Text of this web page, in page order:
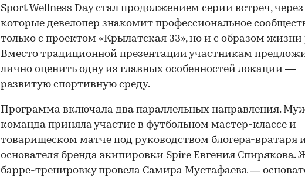
Sport Wellness Day стал продолжением серии встреч, через
которые девелопер знакомит профессиональное
только с проектом «Крылатская 33», но и с образом жизни
Вместо традиционной презентации участникам
лично оценить одну из главных особенностей локации —
развитую спортивную среду.
Программа включала два параллельных направления.
команда приняла участие в футбольном мастер-классе и
товарищеском матче под руководством блогера-вратаря
основателя бренда экипировки Spire Евгения Спирякова.
барре-тренировку провела Самира Мустафаева —